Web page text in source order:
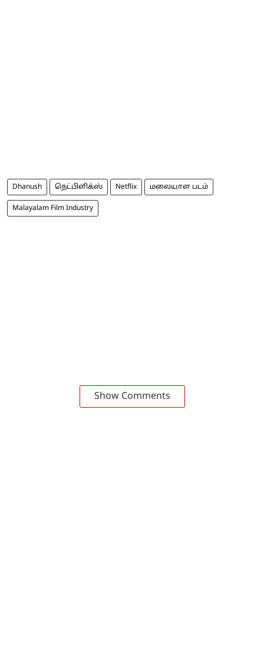
Dhanush நெட்பிளிக்ஸ் Netflix மலையாள படம்
Malayalam Film Industry
Show Comments